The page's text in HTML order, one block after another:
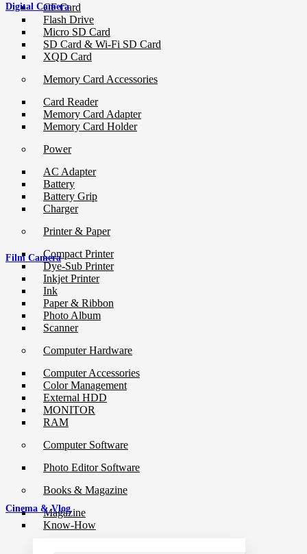
CF Card
Flash Drive
Micro SD Card
SD Card & Wi-Fi SD Card
XQD Card
Memory Card Accessories
Card Reader
Memory Card Adapter
Memory Card Holder
Power
AC Adapter
Battery
Battery Grip
Charger
Printer & Paper
Compact Printer
Dye-Sub Printer
Inkjet Printer
Ink
Paper & Ribbon
Photo Album
Scanner
Computer Hardware
Computer Accessories
Color Management
External HDD
MONITOR
RAM
Computer Software
Photo Editor Software
Books & Magazine
Magazine
Know-How
Digital Camera
Film Camera
Cinema & Vlog